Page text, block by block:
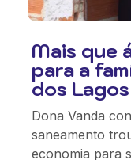
Mais que
para a
dos Lagos
Dona Vanda
saneamento
economia para